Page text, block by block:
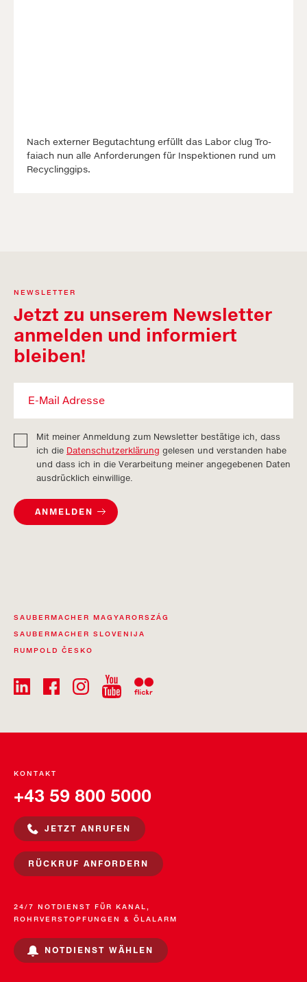
Nach ex­ter­ner Be­gutacht­ung erfüllt das La­bor clug Tro­
faiach nun alle An­forder­ung­en für In­spekt­ion­en rund um
Re­cyc­ling­gips.
NEWSLETTER
Jetzt zu unserem Newsletter
anmelden und informiert
bleiben!
Mit meiner Anmeldung zum Newsletter bestätige ich, dass
ich die Datenschutzerklärung gelesen und verstanden habe
und dass ich in die Verarbeitung meiner angegebenen Daten
ausdrücklich einwillige.
ANMELDEN
SAUBERMACHER MAGYARORSZÁG
SAUBERMACHER SLOVENIJA
RUMPOLD ČESKO
KONTAKT
+43 59 800 5000
JETZT ANRUFEN
RÜCKRUF ANFORDERN
24/7 NOTDIENST FÜR KANAL,
ROHRVERSTOPFUNGEN & ÖLALARM
NOTDIENST WÄHLEN